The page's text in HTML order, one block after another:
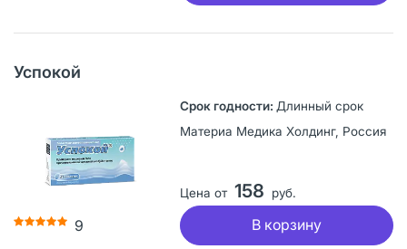
Успокой
9
Длинный срок
Материа Медика Холдинг, Россия
Цена от 158 руб.
В корзину